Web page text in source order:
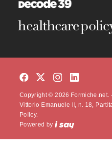
Copyright © 2026 Formiche.net.
Vittorio Emanuele II, n. 18,
Policy.
Powered by